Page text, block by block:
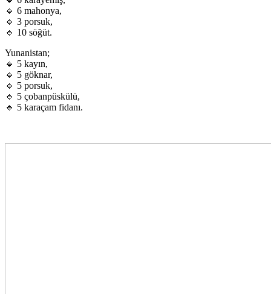
🔹 6 mahonya,
🔹 3 porsuk,
🔹 10 söğüt.
Yunanistan;
🔹 5 kayın,
🔹 5 göknar,
🔹 5 porsuk,
🔹 5 çobanpüskülü,
🔹 5 karaçam fidanı.